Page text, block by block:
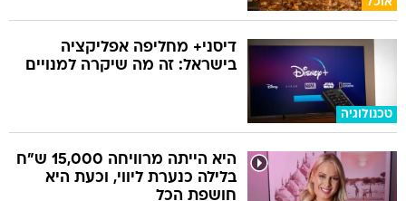
אוכל
טכנולוגיה
דיסני+ מחליפה אפליקציה
בישראל: זה מה שיקרה למנויים
היא הייתה מרוויחה 15,000 ש"ח
בלילה כנערת ליווי, וכעת היא
חושפת הכל